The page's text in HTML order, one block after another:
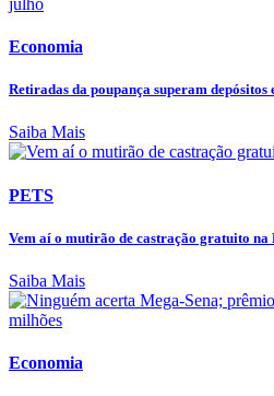
Economia
Retiradas da poupança superam depósitos
Saiba Mais
PETS
Vem aí o mutirão de castração gratuito na
Saiba Mais
Economia